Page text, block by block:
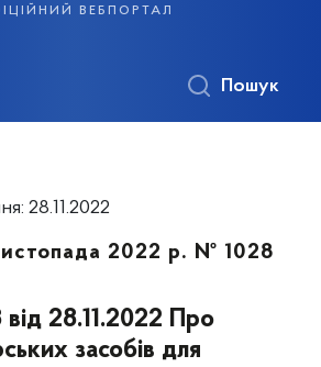
вебпортал
Пошук
28.11.2022
2022 р. № 1028
28.11.2022 Про
засобів для